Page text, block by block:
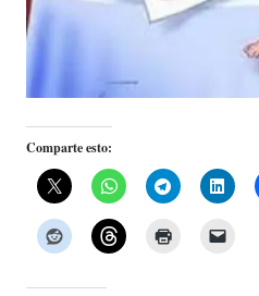
Comparte esto: